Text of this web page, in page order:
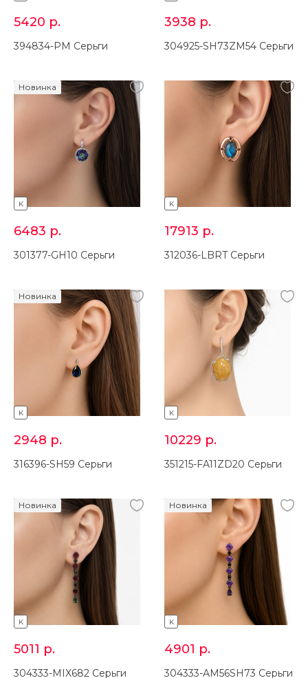
5420 р.
394834-PM Серьги
3938 р.
304925-SH73ZM54 Серьги
K
Новинка
6483 р.
301377-GH10 Серьги
K
17913 р.
312036-LBRT Серьги
K
Новинка
2948 р.
316396-SH59 Серьги
K
10229 р.
351215-FA11ZD20 Серьги
K
Новинка
5011 р.
304333-MIX682 Серьги
K
Новинка
4901 р.
304333-AM56SH73 Серьги